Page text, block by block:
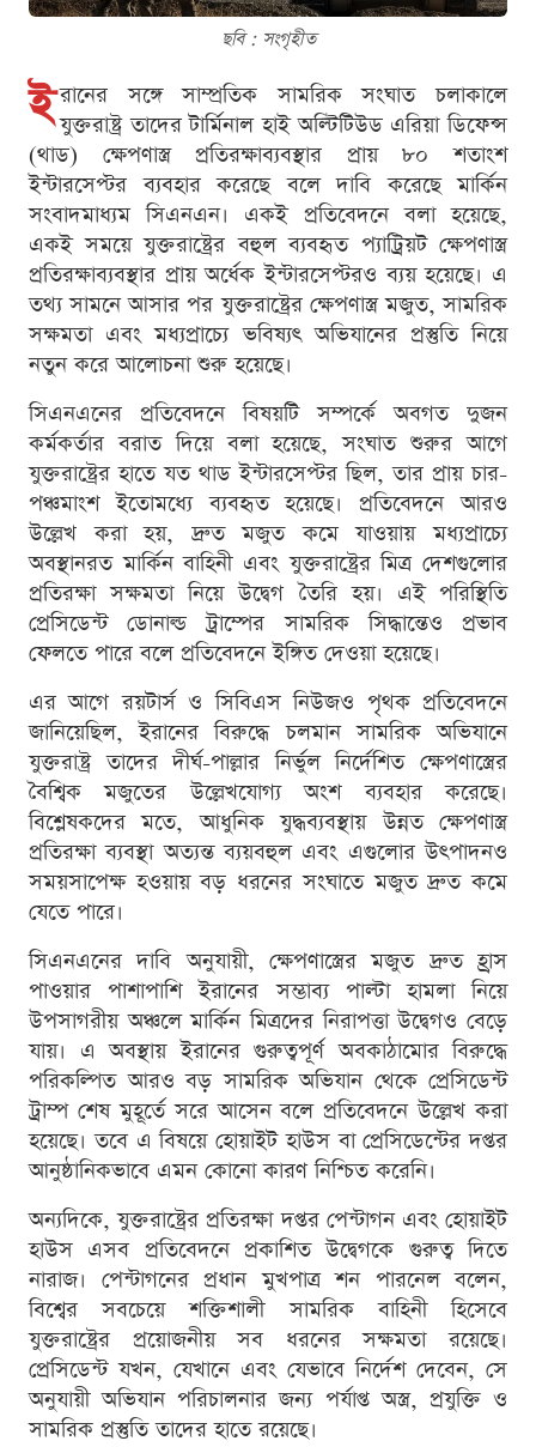
ছবি : সংগৃহীত
ই রানের সঙ্গে সাম্প্রতিক সামরিক সংঘাত চলাকালে
যুক্তরাষ্ট্র তাদের টার্মিনাল হাই অল্টিটিউড এরিয়া ডিফেন্স
(থাড) ক্ষেপণাস্ত্র প্রতিরক্ষাব্যবস্থার প্রায় ৮০ শতাংশ
ইন্টারসেপ্টর ব্যবহার করেছে বলে দাবি করেছে মার্কিন
সংবাদমাধ্যম সিএনএন। একই প্রতিবেদনে বলা হয়েছে,
একই সময়ে যুক্তরাষ্ট্রের বহুল ব্যবহৃত প্যাট্রিয়ট ক্ষেপণাস্ত্র
প্রতিরক্ষাব্যবস্থার প্রায় অর্ধেক ইন্টারসেপ্টরও ব্যয় হয়েছে। এ
তথ্য সামনে আসার পর যুক্তরাষ্ট্রের ক্ষেপণাস্ত্র মজুত, সামরিক
সক্ষমতা এবং মধ্যপ্রাচ্যে ভবিষ্যৎ অভিযানের প্রস্তুতি নিয়ে
নতুন করে আলোচনা শুরু হয়েছে।
সিএনএনের প্রতিবেদনে বিষয়টি সম্পর্কে অবগত দুজন
কর্মকর্তার বরাত দিয়ে বলা হয়েছে, সংঘাত শুরুর আগে
যুক্তরাষ্ট্রের হাতে যত থাড ইন্টারসেপ্টর ছিল, তার প্রায় চার-
পঞ্চমাংশ ইতোমধ্যে ব্যবহৃত হয়েছে। প্রতিবেদনে আরও
উল্লেখ করা হয়, দ্রুত মজুত কমে যাওয়ায় মধ্যপ্রাচ্যে
অবস্থানরত মার্কিন বাহিনী এবং যুক্তরাষ্ট্রের মিত্র দেশগুলোর
প্রতিরক্ষা সক্ষমতা নিয়ে উদ্বেগ তৈরি হয়। এই পরিস্থিতি
প্রেসিডেন্ট ডোনাল্ড ট্রাম্পের সামরিক সিদ্ধান্তেও প্রভাব
ফেলতে পারে বলে প্রতিবেদনে ইঙ্গিত দেওয়া হয়েছে।
এর আগে রয়টার্স ও সিবিএস নিউজও পৃথক প্রতিবেদনে
জানিয়েছিল, ইরানের বিরুদ্ধে চলমান সামরিক অভিযানে
যুক্তরাষ্ট্র তাদের দীর্ঘ-পাল্লার নির্ভুল নির্দেশিত ক্ষেপণাস্ত্রের
বৈশ্বিক মজুতের উল্লেখযোগ্য অংশ ব্যবহার করেছে।
বিশ্লেষকদের মতে, আধুনিক যুদ্ধব্যবস্থায় উন্নত ক্ষেপণাস্ত্র
প্রতিরক্ষা ব্যবস্থা অত্যন্ত ব্যয়বহুল এবং এগুলোর উৎপাদনও
সময়সাপেক্ষ হওয়ায় বড় ধরনের সংঘাতে মজুত দ্রুত কমে
যেতে পারে।
সিএনএনের দাবি অনুযায়ী, ক্ষেপণাস্ত্রের মজুত দ্রুত হ্রাস
পাওয়ার পাশাপাশি ইরানের সম্ভাব্য পাল্টা হামলা নিয়ে
উপসাগরীয় অঞ্চলে মার্কিন মিত্রদের নিরাপত্তা উদ্বেগও বেড়ে
যায়। এ অবস্থায় ইরানের গুরুত্বপূর্ণ অবকাঠামোর বিরুদ্ধে
পরিকল্পিত আরও বড় সামরিক অভিযান থেকে প্রেসিডেন্ট
ট্রাম্প শেষ মুহূর্তে সরে আসেন বলে প্রতিবেদনে উল্লেখ করা
হয়েছে। তবে এ বিষয়ে হোয়াইট হাউস বা প্রেসিডেন্টের দপ্তর
আনুষ্ঠানিকভাবে এমন কোনো কারণ নিশ্চিত করেনি।
অন্যদিকে, যুক্তরাষ্ট্রের প্রতিরক্ষা দপ্তর পেন্টাগন এবং হোয়াইট
হাউস এসব প্রতিবেদনে প্রকাশিত উদ্বেগকে গুরুত্ব দিতে
নারাজ। পেন্টাগনের প্রধান মুখপাত্র শন পারনেল বলেন,
বিশ্বের সবচেয়ে শক্তিশালী সামরিক বাহিনী হিসেবে
যুক্তরাষ্ট্রের প্রয়োজনীয় সব ধরনের সক্ষমতা রয়েছে।
প্রেসিডেন্ট যখন, যেখানে এবং যেভাবে নির্দেশ দেবেন, সে
অনুযায়ী অভিযান পরিচালনার জন্য পর্যাপ্ত অস্ত্র, প্রযুক্তি ও
সামরিক প্রস্তুতি তাদের হাতে রয়েছে।